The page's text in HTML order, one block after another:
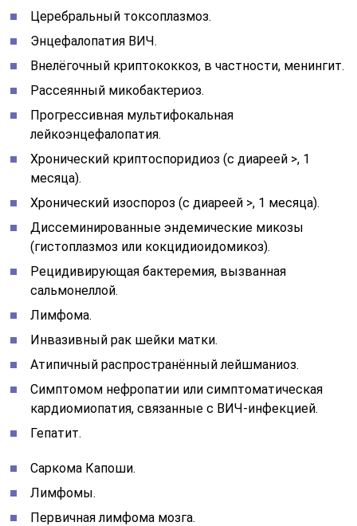
Церебральный токсоплазмоз.
Энцефалопатия ВИЧ.
Внелёгочный криптококкоз, в частности, менингит.
Рассеянный микобактериоз.
Прогрессивная мультифокальная
лейкоэнцефалопатия.
Хронический криптоспоридиоз (с диареей >, 1
месяца).
Хронический изоспороз (с диареей >, 1 месяца).
Диссеминированные эндемические микозы
(гистоплазмоз или кокцидиоидомикоз).
Рецидивирующая бактеремия, вызванная
сальмонеллой.
Лимфома.
Инвазивный рак шейки матки.
Атипичный распространённый лейшманиоз.
Симптомом нефропатии или симптоматическая
кардиомиопатия, связанные с ВИЧ-инфекцией.
Гепатит.
Саркома Капоши.
Лимфомы.
Первичная лимфома мозга.